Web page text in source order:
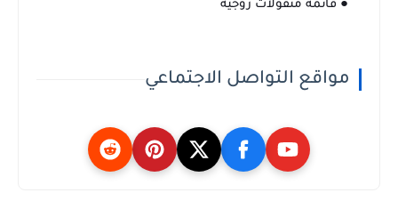
● قائمة منقولات زوجية
مواقع التواصل الاجتماعي